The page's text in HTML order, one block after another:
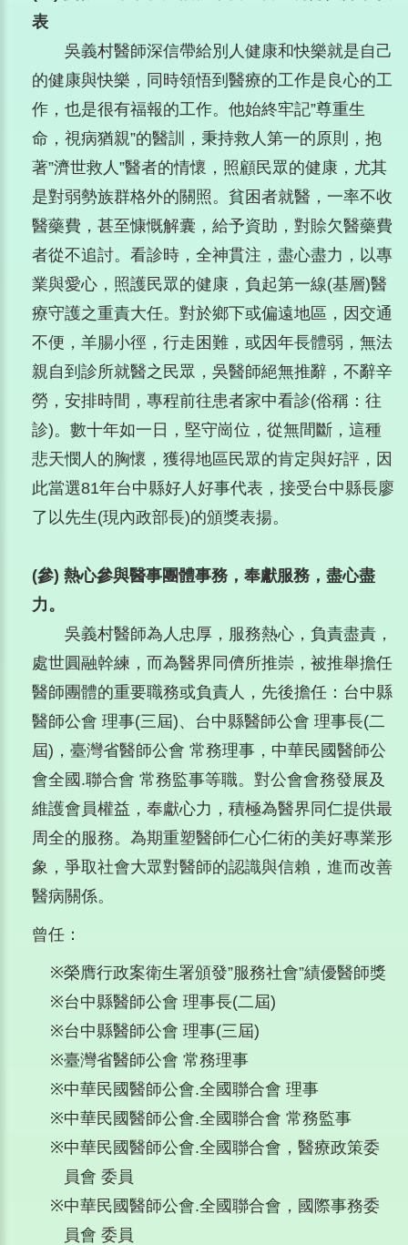
表
吳義村醫師深信帶給別人健康和快樂就是自己
的健康與快樂，同時領悟到醫療的工作是良心的工
作，也是很有福報的工作。他始終牢記”尊重生
命，視病猶親”的醫訓，秉持救人第一的原則，抱
著”濟世救人”醫者的情懷，照顧民眾的健康，尤其
是對弱勢族群格外的關照。貧困者就醫，一率不收
醫藥費，甚至慷慨解囊，給予資助，對賒欠醫藥費
者從不追討。看診時，全神貫注，盡心盡力，以專
業與愛心，照護民眾的健康，負起第一線(基層)醫
療守護之重責大任。對於鄉下或偏遠地區，因交通
不便，羊腸小徑，行走困難，或因年長體弱，無法
親自到診所就醫之民眾，吳醫師絕無推辭，不辭辛
勞，安排時間，專程前往患者家中看診(俗稱：往
診)。數十年如一日，堅守崗位，從無間斷，這種
悲天憫人的胸懷，獲得地區民眾的肯定與好評，因
此當選81年台中縣好人好事代表，接受台中縣長廖
了以先生(現內政部長)的頒獎表揚。
(參) 熱心參與醫事團體事務，奉獻服務，盡心盡
力。
吳義村醫師為人忠厚，服務熱心，負責盡責，
處世圓融幹練，而為醫界同儕所推崇，被推舉擔任
醫師團體的重要職務或負責人，先後擔任：台中縣
醫師公會 理事(三屆)、台中縣醫師公會 理事長(二
屆)，臺灣省醫師公會 常務理事，中華民國醫師公
會全國.聯合會 常務監事等職。對公會會務發展及
維護會員權益，奉獻心力，積極為醫界同仁提供最
周全的服務。為期重塑醫師仁心仁術的美好專業形
象，爭取社會大眾對醫師的認識與信賴，進而改善
醫病關係。
曾任：
※榮膺行政案衛生署頒發”服務社會”績優醫師獎
※台中縣醫師公會 理事長(二屆)
※台中縣醫師公會 理事(三屆)
※臺灣省醫師公會 常務理事
※中華民國醫師公會.全國聯合會 理事
※中華民國醫師公會.全國聯合會 常務監事
※中華民國醫師公會.全國聯合會，醫療政策委
員會 委員
※中華民國醫師公會.全國聯合會，國際事務委
員會 委員